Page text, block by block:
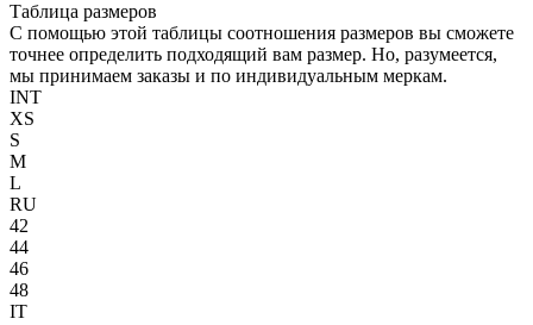
Таблица размеров
С помощью этой таблицы соотношения размеров вы сможете
точнее определить подходящий вам размер. Но, разумеется,
мы принимаем заказы и по индивидуальным меркам.
INT
XS
S
M
L
RU
42
44
46
48
IT